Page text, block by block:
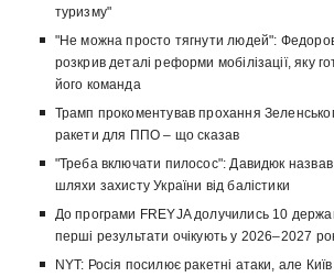
туризму"
"Не можна просто тягнути людей":
розкрив деталі реформи мобілізації, яку
його команда
Трамп прокоментував прохання
ракети для ППО – що сказав
"Треба включати пилосос": Давидюк назвав
шляхи захисту України від балістики
До програми FREYJA долучились 10
перші результати очікують у 2026–2027
NYT: Росія посилює ракетні атаки, але